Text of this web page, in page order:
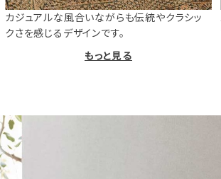
カジュアルな風合いながらも伝統やクラシッ
クさを感じるデザインです。
もっと見る